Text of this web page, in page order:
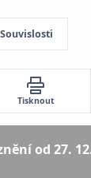
Souvislosti
Tisknout
od 27.